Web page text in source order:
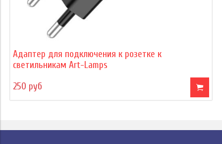
Адаптер для подключения к розетке к
светильникам Art-Lamps
250 руб